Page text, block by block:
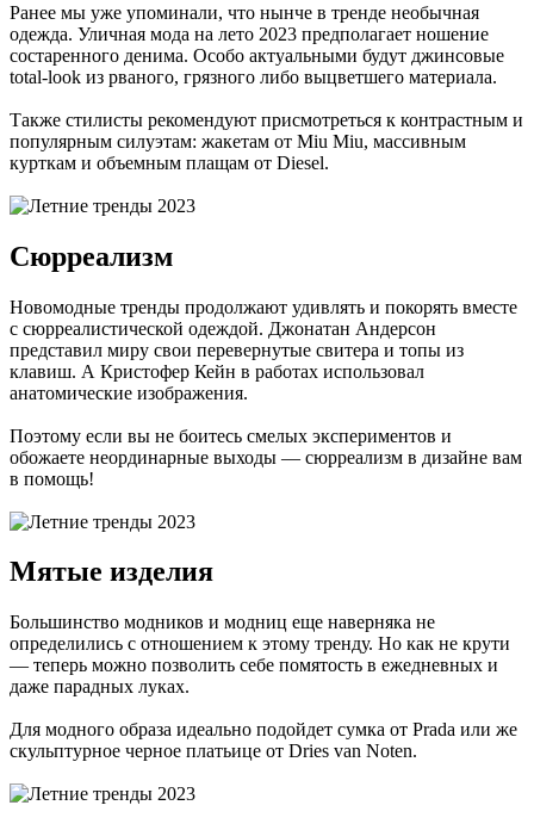
Ранее мы уже упоминали, что нынче в тренде необычная
одежда. Уличная мода на лето 2023 предполагает ношение
состаренного денима. Особо актуальными будут джинсовые
total-look из рваного, грязного либо выцветшего материала.
Также стилисты рекомендуют присмотреться к контрастным и
популярным силуэтам: жакетам от Miu Miu, массивным
курткам и объемным плащам от Diesel.
Сюрреализм
Новомодные тренды продолжают удивлять и покорять вместе
с сюрреалистической одеждой. Джонатан Андерсон
представил миру свои перевернутые свитера и топы из
клавиш. А Кристофер Кейн в работах использовал
анатомические изображения.
Поэтому если вы не боитесь смелых экспериментов и
обожаете неординарные выходы — сюрреализм в дизайне вам
в помощь!
Мятые изделия
Большинство модников и модниц еще наверняка не
определились с отношением к этому тренду. Но как не крути
— теперь можно позволить себе помятость в ежедневных и
даже парадных луках.
Для модного образа идеально подойдет сумка от Prada или же
скульптурное черное платьице от Dries van Noten.